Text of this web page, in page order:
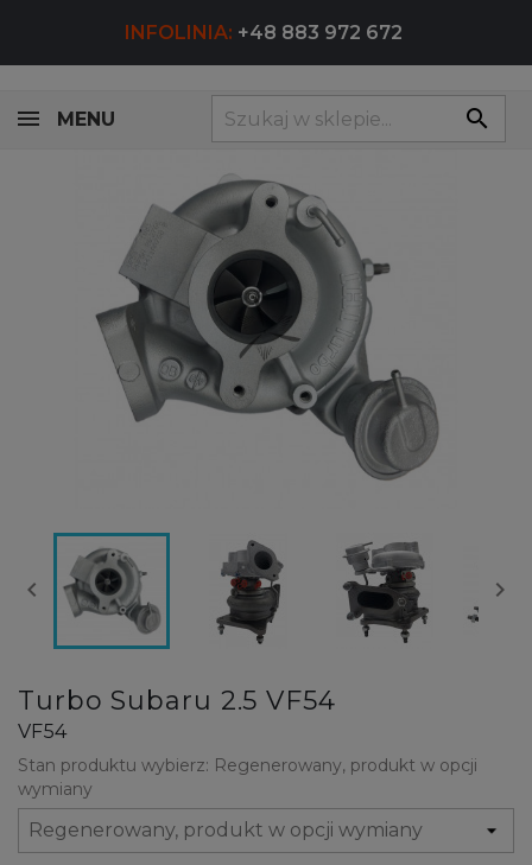
INFOLINIA: +48 883 972 672
search
MENU
 
Turbo Subaru 2.5 VF54
VF54
Stan produktu wybierz: Regenerowany, produkt w opcji
wymiany